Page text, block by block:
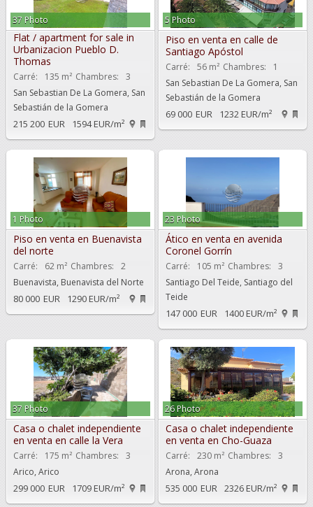
37 Photo
Flat / apartment for sale in
Urbanizacion Pueblo D.
Thomas
Carré: 135 m² Chambres:
3
San Sebastian De La Gomera, San
Sebastián de la Gomera
215 200 EUR 1594 EUR/m²
5 Photo
Piso en venta en calle de
Santiago Apóstol
Carré: 56 m² Chambres:
1
San Sebastian De La Gomera, San
Sebastián de la Gomera
69 000 EUR 1232 EUR/m²
1 Photo
Piso en venta en Buenavista
del norte
Carré: 62 m² Chambres:
2
Buenavista, Buenavista del Norte
80 000 EUR 1290 EUR/m²
23 Photo
Ático en venta en avenida
Coronel Gorrín
Carré: 105 m² Chambres:
3
Santiago Del Teide, Santiago del
Teide
147 000 EUR 1400 EUR/m²
37 Photo
Casa o chalet independiente
en venta en calle la Vera
Carré: 175 m² Chambres:
3
Arico, Arico
299 000 EUR 1709 EUR/m²
26 Photo
Casa o chalet independiente
en venta en Cho-Guaza
Carré: 230 m² Chambres:
3
Arona, Arona
535 000 EUR 2326 EUR/m²